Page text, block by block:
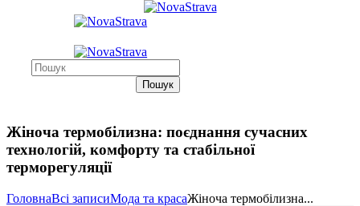
Пошук
Жіноча термобілизна: поєднання сучасних
технологій, комфорту та стабільної
терморегуляції
ГоловнаВсі записиМода та красаЖіноча термобілизна...